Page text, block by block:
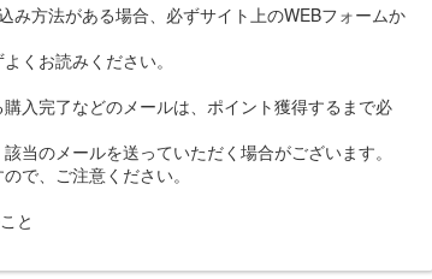
み方法がある場合、必ずサイト上のWEBフォームか
くお読みください。
入完了などのメールは、ポイント獲得するまで必
当のメールを送っていただく場合がございます。
で、ご注意ください。
と